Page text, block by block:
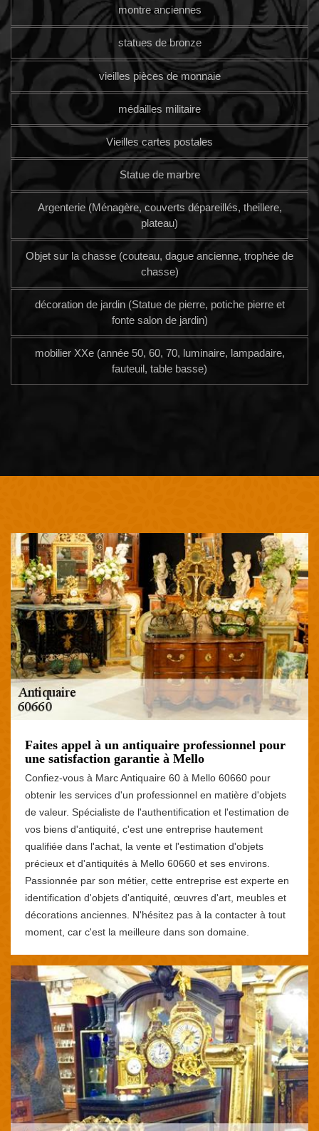
montre anciennes
statues de bronze
vieilles pièces de monnaie
médailles militaire
Vieilles cartes postales
Statue de marbre
Argenterie (Ménagère, couverts dépareillés, theillere,
plateau)
Objet sur la chasse (couteau, dague ancienne, trophée de
chasse)
décoration de jardin (Statue de pierre, potiche pierre et
fonte salon de jardin)
mobilier XXe (année 50, 60, 70, luminaire, lampadaire,
fauteuil, table basse)
Faites appel à un antiquaire professionnel pour
une satisfaction garantie à Mello
Confiez-vous à Marc Antiquaire 60 à Mello 60660 pour
obtenir les services d'un professionnel en matière d'objets
de valeur. Spécialiste de l'authentification et l'estimation de
vos biens d'antiquité, c'est une entreprise hautement
qualifiée dans l'achat, la vente et l'estimation d'objets
précieux et d'antiquités à Mello 60660 et ses environs.
Passionnée par son métier, cette entreprise est experte en
identification d'objets d'antiquité, œuvres d'art, meubles et
décorations anciennes. N'hésitez pas à la contacter à tout
moment, car c'est la meilleure dans son domaine.